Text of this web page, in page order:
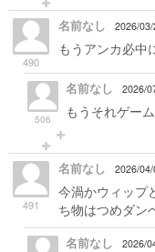
490
名前なし 2026/
もうアンカ必中
506
名前なし 2026/
もうそれゲー
491
名前なし 2026/
今渦かウィップ
ち物はつめダン
名前なし 2026/